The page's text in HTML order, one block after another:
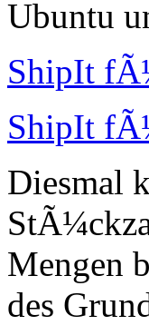
Ubuntu
ShipIt
ShipIt
Diesmal
Mengen
des